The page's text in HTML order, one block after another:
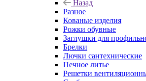
Назад
Разное
Кованые изделия
Рожки обувные
Заглушки для
Брелки
Лючки сантехнические
Печное литье
Решетки